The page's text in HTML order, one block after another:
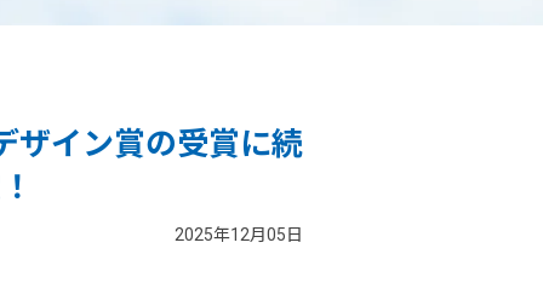
ザイン賞の受賞に続
2025年12月05日